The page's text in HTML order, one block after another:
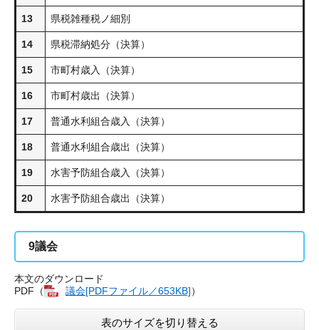
13 県税雑種税ノ細別
14 県税滞納処分（決算）
15 市町村歳入（決算）
16 市町村歳出（決算）
17 普通水利組合歳入（決算）
18 普通水利組合歳出（決算）
19 水害予防組合歳入（決算）
20 水害予防組合歳出（決算）
9議会
本文のダウンロード
PDF（
議会[PDFファイル／653KB]​）
表のサイズを切り替える